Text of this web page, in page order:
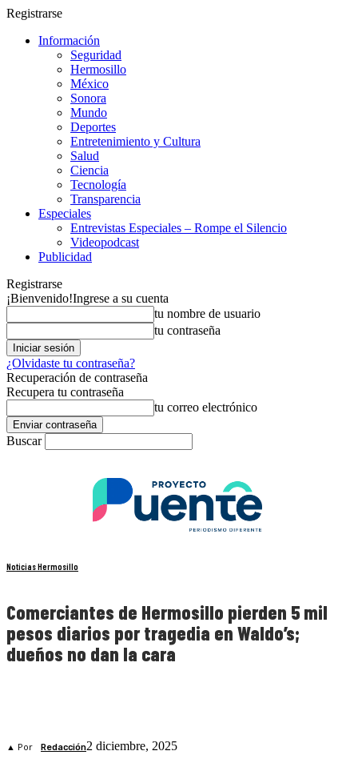
Registrarse
Información
Seguridad
Hermosillo
México
Sonora
Mundo
Deportes
Entretenimiento y Cultura
Salud
Ciencia
Tecnología
Transparencia
Especiales
Entrevistas Especiales – Rompe el Silencio
Videopodcast
Publicidad
Registrarse
¡Bienvenido!Ingrese a su cuenta
tu nombre de usuario
tu contraseña
¿Olvidaste tu contraseña?
Recuperación de contraseña
Recupera tu contraseña
tu correo electrónico
Buscar
Noticias Hermosillo
Comerciantes de Hermosillo pierden 5 mil
pesos diarios por tragedia en Waldo’s;
dueños no dan la cara
▲ Por Redacción2 diciembre, 2025